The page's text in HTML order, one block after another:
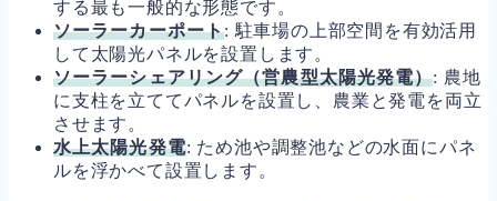
する最も一般的な形態です。
ソーラーカーポート: 駐車場の上部空間を有効活用
して太陽光パネルを設置します。
ソーラーシェアリング（営農型太陽光発電）: 農地
に支柱を立ててパネルを設置し、農業と発電を両立
させます。
水上太陽光発電: ため池や調整池などの水面にパネ
ルを浮かべて設置します。